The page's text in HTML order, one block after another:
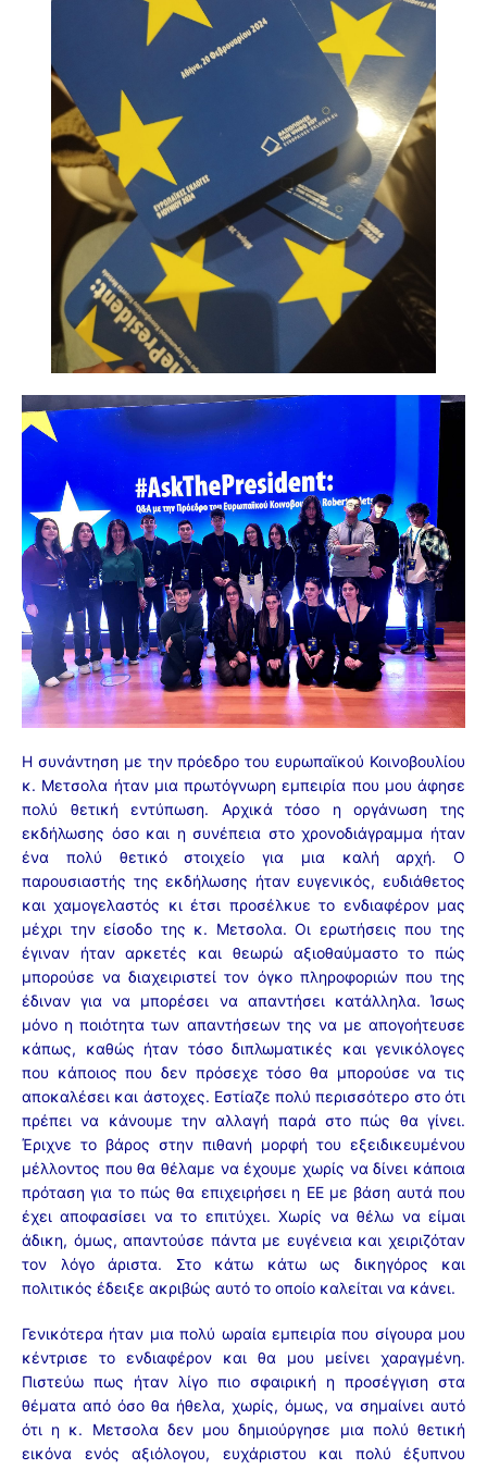
Η συνάντηση με την πρόεδρο του ευρωπαϊκού Κοινοβουλίου
κ. Μετσολα ήταν μια πρωτόγνωρη εμπειρία που μου άφησε
πολύ θετική εντύπωση. Αρχικά τόσο η οργάνωση της
εκδήλωσης όσο και η συνέπεια στο χρονοδιάγραμμα ήταν
ένα πολύ θετικό στοιχείο για μια καλή αρχή. Ο
παρουσιαστής της εκδήλωσης ήταν ευγενικός, ευδιάθετος
και χαμογελαστός κι έτσι προσέλκυε το ενδιαφέρον μας
μέχρι την είσοδο της κ. Μετσολα. Οι ερωτήσεις που της
έγιναν ήταν αρκετές και θεωρώ αξιοθαύμαστο το πώς
μπορούσε να διαχειριστεί τον όγκο πληροφοριών που της
έδιναν για να μπορέσει να απαντήσει κατάλληλα. Ίσως
μόνο η ποιότητα των απαντήσεων της να με απογοήτευσε
κάπως, καθώς ήταν τόσο διπλωματικές και γενικόλογες
που κάποιος που δεν πρόσεχε τόσο θα μπορούσε να τις
αποκαλέσει και άστοχες. Εστίαζε πολύ περισσότερο στο ότι
πρέπει να κάνουμε την αλλαγή παρά στο πώς θα γίνει.
Έριχνε το βάρος στην πιθανή μορφή του εξειδικευμένου
μέλλοντος που θα θέλαμε να έχουμε χωρίς να δίνει κάποια
πρόταση για το πώς θα επιχειρήσει η ΕΕ με βάση αυτά που
έχει αποφασίσει να το επιτύχει. Χωρίς να θέλω να είμαι
άδικη, όμως, απαντούσε πάντα με ευγένεια και χειριζόταν
τον λόγο άριστα. Στο κάτω κάτω ως δικηγόρος και
πολιτικός έδειξε ακριβώς αυτό το οποίο καλείται να κάνει.
Γενικότερα ήταν μια πολύ ωραία εμπειρία που σίγουρα μου
κέντρισε το ενδιαφέρον και θα μου μείνει χαραγμένη.
Πιστεύω πως ήταν λίγο πιο σφαιρική η προσέγγιση στα
θέματα από όσο θα ήθελα, χωρίς, όμως, να σημαίνει αυτό
ότι η κ. Μετσολα δεν μου δημιούργησε μια πολύ θετική
εικόνα ενός αξιόλογου, ευχάριστου και πολύ έξυπνου